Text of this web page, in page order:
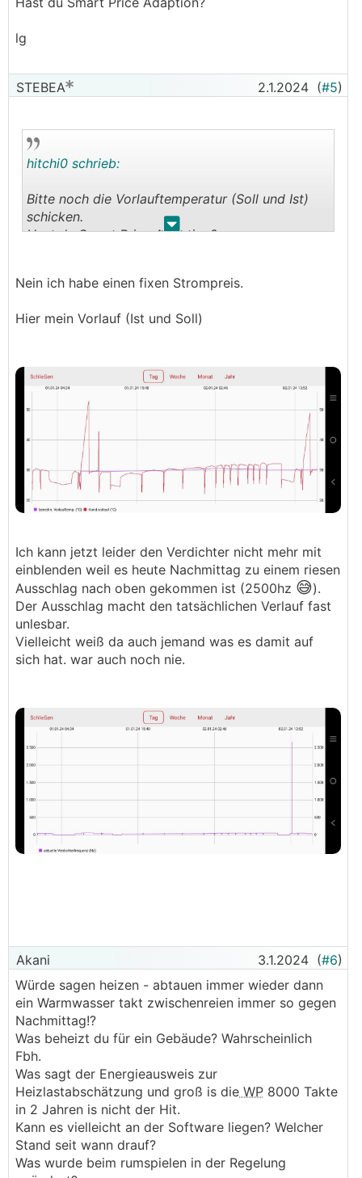
lg
STEBEA 2.1.2024 (#5)
. .
hitchi0 schrieb:
Bitte noch die Vorlauftemperatur (Soll und Ist)
schicken.
Hast du Smart Price Adaption?
Nein ich habe einen fixen Strompreis.
Hier mein Vorlauf (Ist und Soll)
Ich kann jetzt leider den Verdichter nicht mehr mit
einblenden weil es heute Nachmittag zu einem riesen
Ausschlag nach oben gekommen ist (2500hz 😅).
Der Ausschlag macht den tatsächlichen Verlauf fast
unlesbar.
Vielleicht weiß da auch jemand was es damit auf
sich hat. war auch noch nie.
Akani 3.1.2024 (#6)
Würde sagen heizen - abtauen immer wieder dann
ein Warmwasser takt zwischenreien immer so gegen
Nachmittag!?
Was beheizt du für ein Gebäude? Wahrscheinlich
Fbh.
Was sagt der Energieausweis zur
Heizlastabschätzung und groß is die WP 8000 Takte
in 2 Jahren is nicht der Hit.
Kann es vielleicht an der Software liegen? Welcher
Stand seit wann drauf?
Was wurde beim rumspielen in der Regelung